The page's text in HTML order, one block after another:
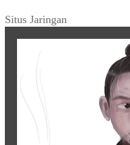
Situs Jaringan